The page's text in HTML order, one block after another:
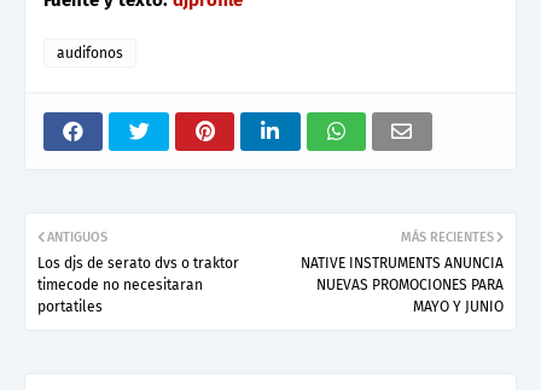
audifonos
MÁS RECIENTES
NATIVE INSTRUMENTS ANUNCIA
NUEVAS PROMOCIONES PARA
MAYO Y JUNIO
ANTIGUOS
Los djs de serato dvs o traktor
timecode no necesitaran
portatiles